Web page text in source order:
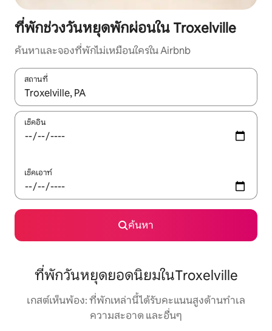
ที่พักช่วงวันหยุดพักผ่อนใน Troxelville
ค้นหาและจองที่พักไม่เหมือนใครใน Airbnb
สถานที่
ใช้ลูกศรขึ้นลง หรือใช้การสัมผัสหรือปัด เพื่อสำรวจผลการค้นหา
เช็คอิน
เช็คเอาท์
ค้นหา
ที่พักวันหยุดยอดนิยมในTroxelville
เกสต์เห็นพ้อง: ที่พักเหล่านี้ได้รับคะแนนสูงด้านทำเล
ความสะอาด และอื่นๆ